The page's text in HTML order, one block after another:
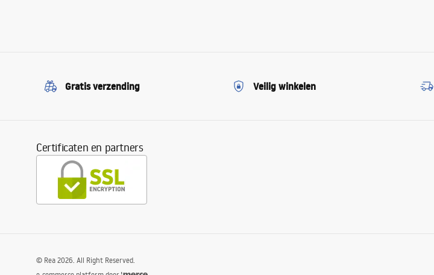
Gratis verzending Veilig winkelen
Certificaten en partners
© Rea 2026. All Right Reserved.